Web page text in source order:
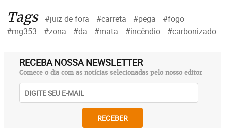
Tags #juiz de fora #carreta #pega
#fogo
#mg353
#zona #da #mata #incêndio #carbonizado
RECEBA NOSSA NEWSLETTER
Comece o dia com as notícias selecionadas pelo nosso editor
RECEBER